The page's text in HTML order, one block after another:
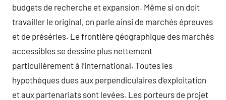
budgets de recherche et expansion. Même si on doit
travailler le original, on parle ainsi de marchés épreuves
et de préséries. Le frontière géographique des marchés
accessibles se dessine plus nettement
particulièrement à l’international. Toutes les
hypothèques dues aux perpendiculaires d’exploitation
et aux partenariats sont levées. Les porteurs de projet